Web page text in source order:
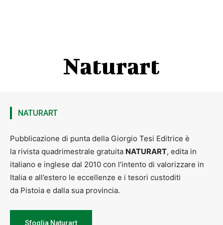
Naturart
NATURART
Pubblicazione di punta della Giorgio Tesi Editrice è
la rivista quadrimestrale gratuita NATURART, edita in
italiano e inglese dal 2010 con l’intento di valorizzare in
Italia e all’estero le eccellenze e i tesori custoditi
da Pistoia e dalla sua provincia.
Sfoglia Naturart